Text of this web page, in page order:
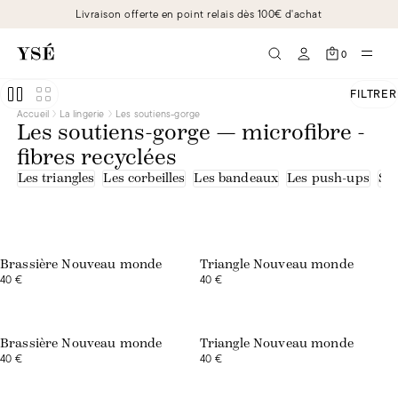
Livraison offerte en point relais dès 100€ d'achat
0
FILTRER
Accueil La lingerie Les soutiens-gorge
Les soutiens-gorge — microfibre -
fibres recyclées
Les triangles Les corbeilles Les bandeaux Les push-ups
Brassière Nouveau monde
40 €
Triangle Nouveau monde
40 €
Brassière Nouveau monde
40 €
Triangle Nouveau monde
40 €